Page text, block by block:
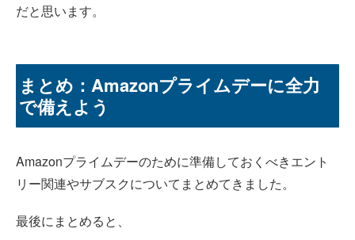
だと思います。
まとめ：Amazonプライムデーに全力
で備えよう
Amazonプライムデーのために準備しておくべきエント
リー関連やサブスクについてまとめてきました。
最後にまとめると、